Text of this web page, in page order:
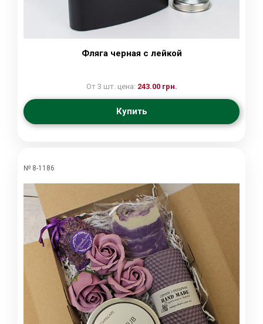
Фляга черная с лейкой
От 3 шт. цена: 243.00 грн.
Купить
№ 8-1186